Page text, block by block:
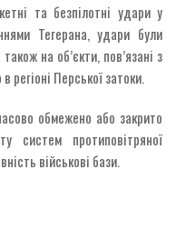
та безпілотні удари у
Тегерана, удари були
на об’єкти, пов’язані з
регіоні Перської затоки.
обмежено або закрито
систем протиповітряної
військові бази.